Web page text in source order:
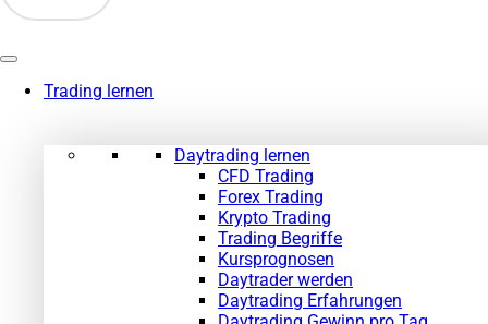
Trading lernen
Daytrading lernen
CFD Trading
Forex Trading
Krypto Trading
Trading Begriffe
Kursprognosen
Daytrader werden
Daytrading Erfahrungen